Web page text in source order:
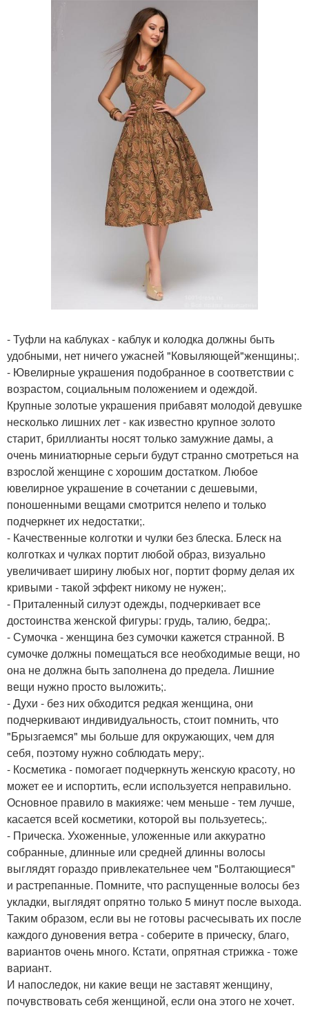
- Туфли на каблуках - каблук и колодка должны быть
удобными, нет ничего ужасней "Ковыляющей"женщины;.
- Ювелирные украшения подобранное в соответствии с
возрастом, социальным положением и одеждой.
Крупные золотые украшения прибавят молодой девушке
несколько лишних лет - как известно крупное золото
старит, бриллианты носят только замужние дамы, а
очень миниатюрные серьги будут странно смотреться на
взрослой женщине с хорошим достатком. Любое
ювелирное украшение в сочетании с дешевыми,
поношенными вещами смотрится нелепо и только
подчеркнет их недостатки;.
- Качественные колготки и чулки без блеска. Блеск на
колготках и чулках портит любой образ, визуально
увеличивает ширину любых ног, портит форму делая их
кривыми - такой эффект никому не нужен;.
- Приталенный силуэт одежды, подчеркивает все
достоинства женской фигуры: грудь, талию, бедра;.
- Сумочка - женщина без сумочки кажется странной. В
сумочке должны помещаться все необходимые вещи, но
она не должна быть заполнена до предела. Лишние
вещи нужно просто выложить;.
- Духи - без них обходится редкая женщина, они
подчеркивают индивидуальность, стоит помнить, что
"Брызгаемся" мы больше для окружающих, чем для
себя, поэтому нужно соблюдать меру;.
- Косметика - помогает подчеркнуть женскую красоту, но
может ее и испортить, если используется неправильно.
Основное правило в макияже: чем меньше - тем лучше,
касается всей косметики, которой вы пользуетесь;.
- Прическа. Ухоженные, уложенные или аккуратно
собранные, длинные или средней длинны волосы
выглядят гораздо привлекательнее чем "Болтающиеся"
и растрепанные. Помните, что распущенные волосы без
укладки, выглядят опрятно только 5 минут после выхода.
Таким образом, если вы не готовы расчесывать их после
каждого дуновения ветра - соберите в прическу, благо,
вариантов очень много. Кстати, опрятная стрижка - тоже
вариант.
И напоследок, ни какие вещи не заставят женщину,
почувствовать себя женщиной, если она этого не хочет.